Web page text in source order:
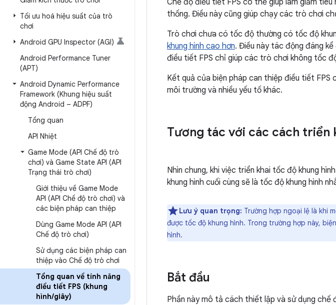
Tối ưu hoá hiệu suất của trò
chơi
Android GPU Inspector (AGI)
Android Performance Tuner
(APT)
Android Dynamic Performance
Framework (Khung hiệu suất
động Android – ADPF)
Tổng quan
API Nhiệt
Game Mode (API Chế độ trò
chơi) và Game State API (API
Trạng thái trò chơi)
Giới thiệu về Game Mode
API (API Chế độ trò chơi) và
các biện pháp can thiệp
Dùng Game Mode API (API
Chế độ trò chơi)
Sử dụng các biện pháp can
thiệp vào Chế độ trò chơi
Tổng quan về tính năng
điều tiết FPS (khung
hình/giây)
Chế độ điều tiết FPS có thể giúp làm giảm
thống. Điều này cũng giúp chạy các trò chơi
Trò chơi chưa có tốc độ thường có tốc độ
khung hình cao hơn. Điều này tác động đáng
điều tiết FPS chỉ giúp các trò chơi không tốc
Kết quả của biện pháp can thiệp điều tiết
môi trường và nhiều yếu tố khác.
Tương tác với các cách triển
Nhìn chung, khi việc triển khai tốc độ khung
khung hình cuối cùng sẽ là tốc độ khung hình
Lưu ý quan trọng: Trường hợp ngoại lệ là khi
được tốc độ khung hình. Trong trường hợp này,
hình.
Bắt đầu
Phần này mô tả cách thiết lập và sử dụng chế